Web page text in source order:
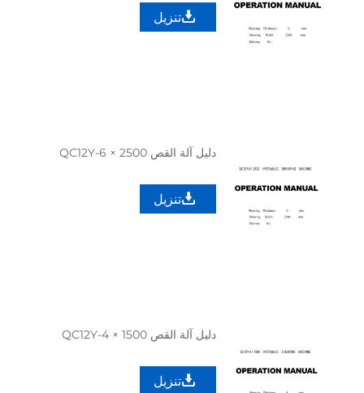
تنزيل
دليل آلة القص QC12Y-6 × 2500
تنزيل
دليل آلة القص QC12Y-4 × 1500
تنزيل